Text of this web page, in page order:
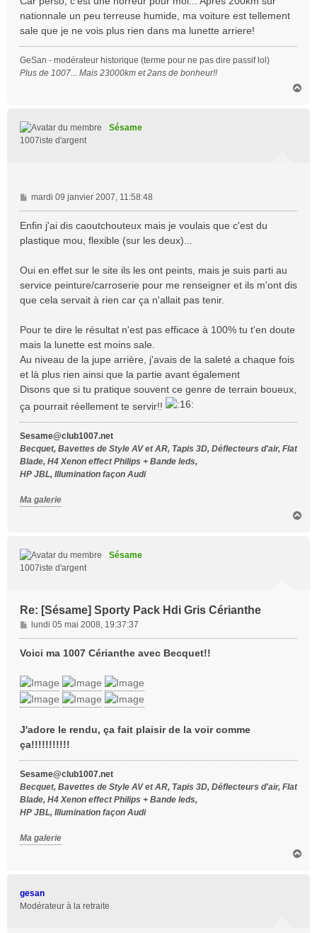
nationnale un peu terreuse humide, ma voiture est tellement
sale que je ne vois plus rien dans ma lunette arriere!
GeSan - modérateur historique (terme pour ne pas dire passif lol)
Plus de 1007... Mais 23000km et 2ans de bonheur!!
Sésame
1007iste d'argent
M
e
a
e
mardi 09 janvier 2007, 11:58:48
Enfin j'ai dis caoutchouteux mais je voulais que c'est du
plastique mou, flexible (sur les deux)...
Oui en effet sur le site ils les ont peints, mais je suis parti au
service peinture/carroserie pour me renseigner et ils m'ont dis
que cela servait à rien car ça n'allait pas tenir.
Pour te dire le résultat n'est pas efficace à 100% tu t'en doute
mais la lunette est moins sale.
Au niveau de la jupe arrière, j'avais de la saleté a chaque fois
et là plus rien ainsi que la partie avant également
Disons que si tu pratique souvent ce genre de terrain boueux,
ça pourrait réellement te servir!!
Sesame@club1007.net
Becquet, Bavettes de Style AV et AR, Tapis 3D, Déflecteurs d'air, Flat
Blade, H4 Xenon effect Philips + Bande leds,
HP JBL, Illumination façon Audi
Ma galerie
Sésame
1007iste d'argent
Re: [Sésame] Sporty Pack Hdi Gris Cérianthe
M
e
a
g
e
lundi 05 mai 2008, 19:37:37
Voici ma 1007 Cérianthe avec Becquet!!
J'adore le rendu, ça fait plaisir de la voir comme
ça!!!!!!!!!!!
Sesame@club1007.net
Becquet, Bavettes de Style AV et AR, Tapis 3D, Déflecteurs d'air, Flat
Blade, H4 Xenon effect Philips + Bande leds,
HP JBL, Illumination façon Audi
Ma galerie
gesan
Modérateur à la retraite